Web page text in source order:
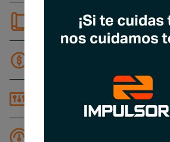
Capacitación a clientes
Control de Iluminación